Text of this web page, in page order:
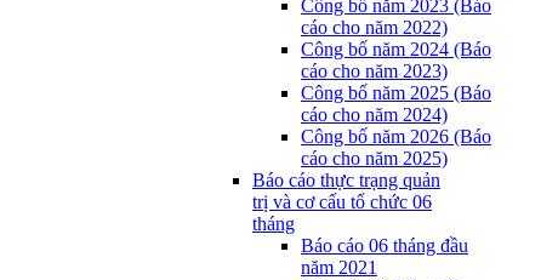
Công bố năm 2023 (Báo
cáo cho năm 2022)
Công bố năm 2024 (Báo
cáo cho năm 2023)
Công bố năm 2025 (Báo
cáo cho năm 2024)
Công bố năm 2026 (Báo
cáo cho năm 2025)
Báo cáo thực trạng quản
trị và cơ cấu tổ chức 06
tháng
Báo cáo 06 tháng đầu
năm 2021